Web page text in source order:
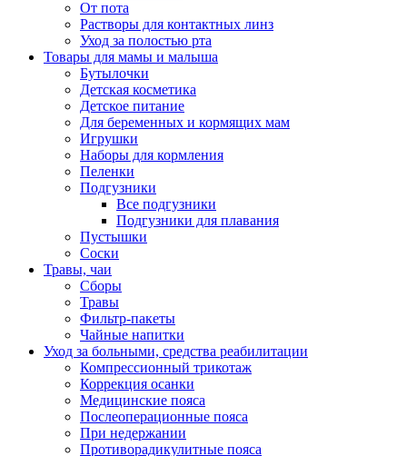
От пота
Растворы для контактных линз
Уход за полостью рта
Товары для мамы и малыша
Бутылочки
Детская косметика
Детское питание
Для беременных и кормящих мам
Игрушки
Наборы для кормления
Пеленки
Подгузники
Все подгузники
Подгузники для плавания
Пустышки
Соски
Травы, чаи
Сборы
Травы
Фильтр-пакеты
Чайные напитки
Уход за больными, средства реабилитации
Компрессионный трикотаж
Коррекция осанки
Медицинские пояса
Послеоперационные пояса
При недержании
Противорадикулитные пояса